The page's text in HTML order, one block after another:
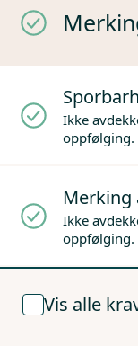
Ikke
oppfølging.
Merking
Ikke
oppfølging.
Vis alle